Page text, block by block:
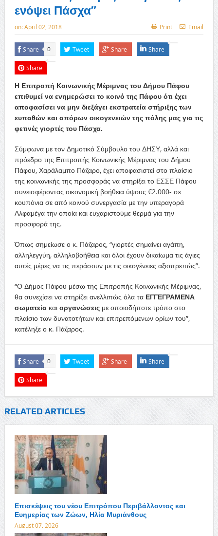
ενόψει Πάσχα”
on:April 02, 2018 Print Email
Share 0 Tweet Share Share
Share
Η Επιτροπή Κοινωνικής Μέριμνας του Δήμου Πάφου
επιθυμεί να ενημερώσει το κοινό της Πάφου ότι έχει
αποφασίσει να μην διεξάγει εκστρατεία στήριξης των
ευπαθών και απόρων οικογενειών της πόλης μας για τις
φετινές γιορτές του Πάσχα.
Σύμφωνα με τον Δημοτικό Σύμβουλο του ΔΗΣΥ, αλλά και
πρόεδρο της Επιτροπής Κοινωνικής Μέριμνας του Δήμου
Πάφου, Χαράλαμπο Πάζαρο, έχει αποφασιστεί στο πλαίσιο
της κοινωνικής της προσφοράς να στηρίξει το ΕΣΣΕ Πάφου
συνεισφέροντας οικονομική βοήθεια ύψους €2.000- σε
κουπόνια σε από κοινού συνεργασία με την υπεραγορά
Αλφαμέγα την οποία και ευχαριστούμε θερμά για την
προσφορά της.
Όπως σημείωσε ο κ. Πάζαρος, “γιορτές σημαίνει αγάπη,
αλληλεγγύη, αλληλοβοήθεια και όλοι έχουν δικαίωμα τις άγιες
αυτές μέρες να τις περάσουν με τις οικογένειες αξιοπρεπώς”.
“Ο Δήμος Πάφου μέσω της Επιτροπής Κοινωνικής Μέριμνας,
θα συνεχίσει να στηρίζει ανελλιπώς όλα τα ΕΓΓΕΓΡΑΜΕΝΑ
σωματείακαι οργανώσειςμε οποιοδήποτε τρόπο στο
πλαίσιο των δυνατοτήτων και επιτρεπόμενων ορίων του”,
κατέληξε ο κ. Πάζαρος.
Share 0 Tweet Share Share
Share
RELATED ARTICLES
Επισκέψεις του νέου Επιτρόπου Περιβάλλοντος και
Ευημερίας των Ζώων, Ηλία Μυριάνθους
August 07, 2026